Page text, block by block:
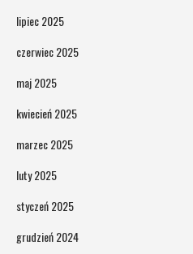
lipiec 2025
czerwiec 2025
maj 2025
kwiecień 2025
marzec 2025
luty 2025
styczeń 2025
grudzień 2024